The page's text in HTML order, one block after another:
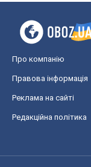
Про компанію
Правова інформація
Реклама на сайті
Редакційна політика